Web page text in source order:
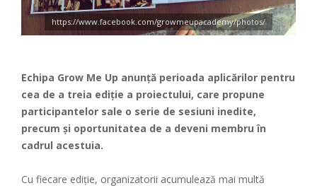
https://www.facebook.com/growmeupacademy/photos/
Echipa Grow Me Up anunță perioada aplicărilor pentru
cea de a treia ediție a proiectului, care propune
participantelor sale o serie de sesiuni inedite,
precum și oportunitatea de a deveni membru în
cadrul acestuia.
Cu fiecare ediție, organizatorii acumulează mai multă